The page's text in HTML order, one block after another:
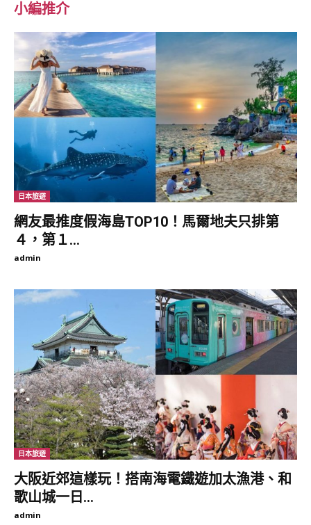
（圖片來源：日本迪士尼）
▼「雪白維尼娃娃」售價分別是大型 7，020日圓（約新台幣 1，
896元），以及小型 3，780日圓（約新台幣 1，021元）。圓圓的
臉蛋上，還有淡淡的粉色腮紅，身穿白色連帽Ｔ的小熊維尼，還可
以幫他戴上帽子，可愛指數滿點！
▼「雪白小熊維尼面紙盒」售價 3，024日圓（約新台幣816
元），趴在桌上的小熊維尼面紙盒，這會不會太古錐了！
（圖片來源：日本迪士尼）
▼「雪白小熊維尼絨毛後揹包」售價 4，320日圓（約新台幣 1166
元）背著這個可愛到不行的維尼後背包，走在迪士尼裡就是King了
啊！跟絨毛娃娃一樣，可以幫維尼戴上帽Ｔ的帽子，兩種造型隨你
小編推介
日本旅遊
網友最推度假海島TOP10！馬爾地夫只排第
４，第１...
admin
日本旅遊
大阪近郊這樣玩！搭南海電鐵遊加太漁港、和
歌山城一日...
admin